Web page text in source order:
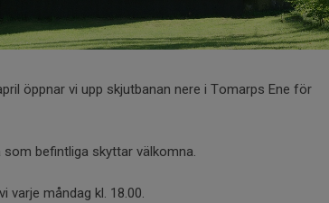
öppnar vi upp skjutbanan nere i Tomarps Ene för
som befintliga skyttar välkomna.
varje måndag kl. 18.00.